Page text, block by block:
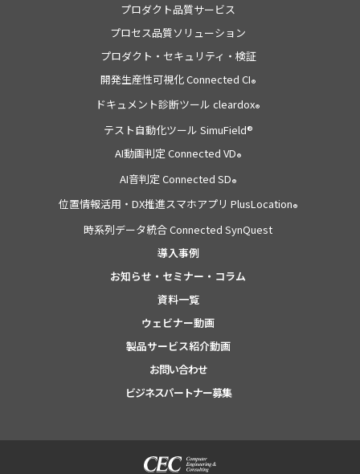
プロダクト品質サービス
プロセス品質ソリューション
プロダクト・セキュリティ・検証
開発生産性可視化 Connected CI®
ドキュメント診断ツール cleardox®
テスト自動化ツール SimuField®
AI動画判定 Connected VD®
AI音判定 Connected SD®
位置情報活用・DX推進スマホアプリ PlusLocation®
時系列データ統合 Connected SynQuest
導入事例
お知らせ・セミナー・コラム
資料一覧
ウェビナー動画
製品サービス紹介動画
お問い合わせ
ビジネスパートナー募集